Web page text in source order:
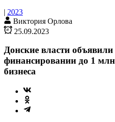
| 2023
Виктория Орлова
25.09.2023
Донские власти
финансировании до 1
бизнеса